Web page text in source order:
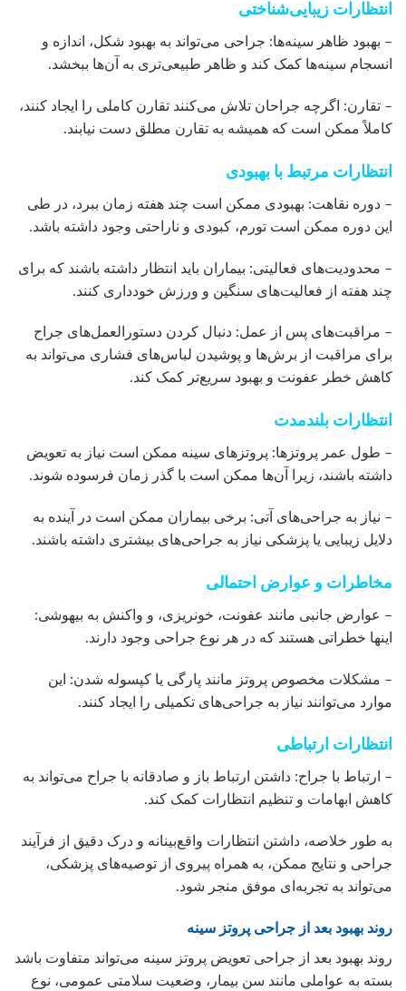
انتظارات زیبایی‌شناختی
– بهبود ظاهر سینه‌ها: جراحی می‌تواند به بهبود شکل، اندازه و
انسجام سینه‌ها کمک کند و ظاهر طبیعی‌تری به آن‌ها ببخشد.
– تقارن: اگرچه جراحان تلاش می‌کنند تقارن کاملی را ایجاد کنند،
کاملاً ممکن است که همیشه به تقارن مطلق دست نیابند.
انتظارات مرتبط با بهبودی
– دوره نقاهت: بهبودی ممکن است چند هفته زمان ببرد، در طی
این دوره ممکن است تورم، کبودی و ناراحتی وجود داشته باشد.
– محدودیت‌های فعالیتی: بیماران باید انتظار داشته باشند که برای
چند هفته از فعالیت‌های سنگین و ورزش خودداری کنند.
– مراقبت‌های پس از عمل: دنبال کردن دستورالعمل‌های جراح
برای مراقبت از برش‌ها و پوشیدن لباس‌های فشاری می‌تواند به
کاهش خطر عفونت و بهبود سریع‌تر کمک کند.
انتظارات بلندمدت
– طول عمر پروتزها: پروتزهای سینه ممکن است نیاز به تعویض
داشته باشند، زیرا آن‌ها ممکن است با گذر زمان فرسوده شوند.
– نیاز به جراحی‌های آتی: برخی بیماران ممکن است در آینده به
دلایل زیبایی یا پزشکی نیاز به جراحی‌های بیشتری داشته باشند.
مخاطرات و عوارض احتمالی
– عوارض جانبی مانند عفونت، خونریزی، و واکنش به بیهوشی:
اینها خطراتی هستند که در هر نوع جراحی وجود دارند.
– مشکلات مخصوص پروتز مانند پارگی یا کپسوله شدن: این
موارد می‌توانند نیاز به جراحی‌های تکمیلی را ایجاد کنند.
انتظارات ارتباطی
– ارتباط با جراح: داشتن ارتباط باز و صادقانه با جراح می‌تواند به
کاهش ابهامات و تنظیم انتظارات کمک کند.
به طور خلاصه، داشتن انتظارات واقع‌بینانه و درک دقیق از فرآیند
جراحی و نتایج ممکن، به همراه پیروی از توصیه‌های پزشکی،
می‌تواند به تجربه‌ای موفق منجر شود.
روند بهبود بعد از جراحی پروتز سینه
روند بهبود بعد از جراحی تعویض پروتز سینه می‌تواند متفاوت باشد
بسته به عواملی مانند سن بیمار، وضعیت سلامتی عمومی، نوع